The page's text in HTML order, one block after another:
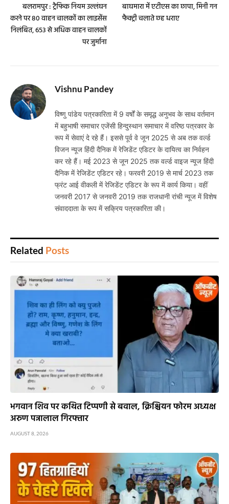
बलरामपुर : ट्रैफिक नियम उल्लंघन
करने पर 80 वाहन चालकों का लाइसेंस
निलंबित, 653 से अधिक वाहन चालकों
पर जुर्माना
बाघमारा में एटीएस का छापा, मिनी गन
फैक्ट्री चलाते छह धराए
Vishnu Pandey
विष्णु पांडेय पत्रकारिता में 9 वर्षों के समृद्ध अनुभव के साथ वर्तमान
में बहुभाषी समाचार एजेंसी हिन्दुस्थान समाचार में वरिष्ठ पत्रकार के
रूप में सेवाएं दे रहे हैं। इससे पूर्व वे जून 2025 से अब तक वर्ल्ड
विजन न्यूज हिंदी दैनिक में रेजिडेंट एडिटर के दायित्व का निर्वहन
कर रहे हैं। मई 2023 से जून 2025 तक वर्ल्ड वाइज न्यूज हिंदी
दैनिक में रेजिडेंट एडिटर रहे। फरवरी 2019 से मार्च 2023 तक
फ्रंट आई वीकली में रेजिडेंट एडिटर के रूप में कार्य किया। वहीं
जनवरी 2017 से जनवरी 2019 तक राजधानी रांची न्यूज में विशेष
संवाददाता के रूप में सक्रिय पत्रकारिता की।
Related Posts
भगवान शिव पर कथित टिप्पणी से बवाल, क्रिश्चियन फोरम अध्यक्ष
अरुण पन्नालाल गिरफ्तार
AUGUST 8, 2026